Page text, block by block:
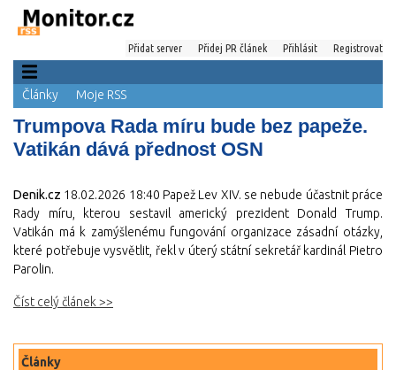
Přidat server Přidej PR článek Přihlásit Registrovat
Články Moje RSS
Trumpova Rada míru bude bez papeže.
Vatikán dává přednost OSN
Denik.cz 18.02.2026 18:40 Papež Lev XIV. se nebude účastnit práce
Rady míru, kterou sestavil americký prezident Donald Trump.
Vatikán má k zamýšlenému fungování organizace zásadní otázky,
které potřebuje vysvětlit, řekl v úterý státní sekretář kardinál Pietro
Parolin.
Číst celý článek >>
Články